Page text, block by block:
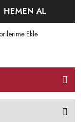
HEMEN AL